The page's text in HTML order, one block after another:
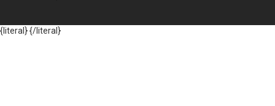
{literal}{/literal}